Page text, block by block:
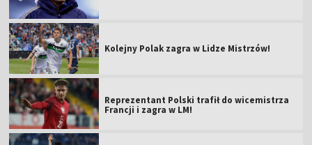
Kolejny Polak zagra w Lidze Mistrzów!
Reprezentant Polski trafił do wicemistrza
Francji i zagra w LM!